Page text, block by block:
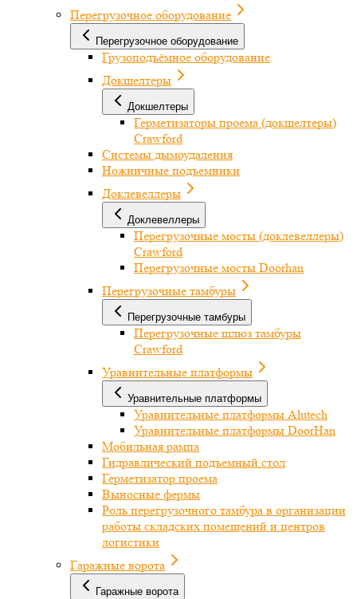
Перегрузочное оборудование
Перегрузочное оборудование
Грузоподъёмное оборудование
Докшелтеры
Докшелтеры
Герметизаторы проема (докшелтеры)
Crawford
Системы дымоудаления
Ножничные подъемники
Доклевеллеры
Доклевеллеры
Перегрузочные мосты (доклевеллеры)
Crawford
Перегрузочные мосты Doorhan
Перегрузочные тамбуры
Перегрузочные тамбуры
Перегрузочные шлюз тамбуры
Crawford
Уравнительные платформы
Уравнительные платформы
Уравнительные платформы Alutech
Уравнительные платформы DoorHan
Мобильная рампа
Гидравлический подъемный стол
Герметизатор проема
Выносные фермы
Роль перегрузочного тамбура в организации
работы складских помещений и центров
логистики
Гаражные ворота
Гаражные ворота